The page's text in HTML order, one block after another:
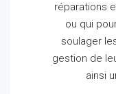
réparations
ou qui
soulager
gestion de
ainsi